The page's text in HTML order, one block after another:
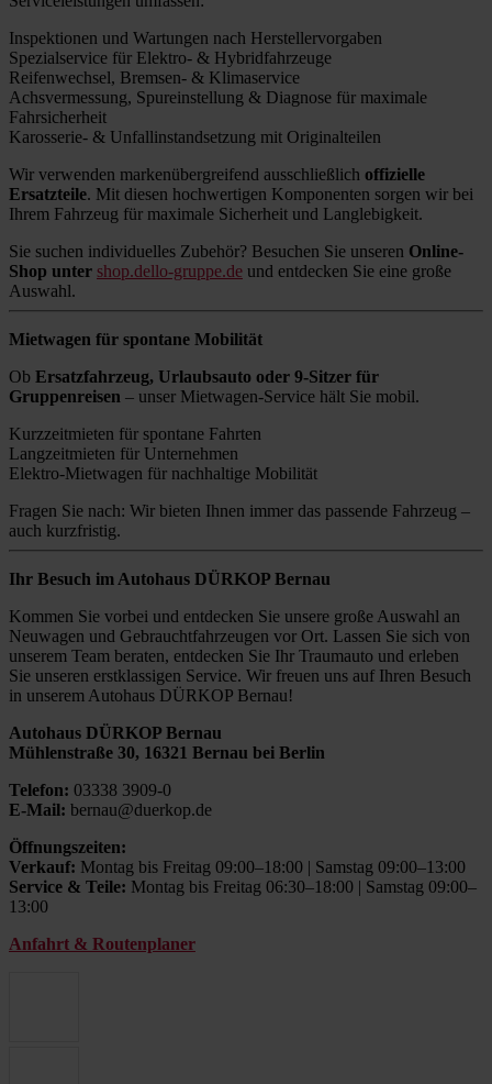
Inspektionen und Wartungen nach Herstellervorgaben
Spezialservice für Elektro- & Hybridfahrzeuge
Reifenwechsel, Bremsen- & Klimaservice
Achsvermessung, Spureinstellung & Diagnose für maximale
Fahrsicherheit
Karosserie- & Unfallinstandsetzung mit Originalteilen
Wir verwenden markenübergreifend ausschließlich offizielle
Ersatzteile. Mit diesen hochwertigen Komponenten sorgen wir bei
Ihrem Fahrzeug für maximale Sicherheit und Langlebigkeit.
Sie suchen individuelles Zubehör? Besuchen Sie unseren Online-
Shop unter shop.dello-gruppe.de und entdecken Sie eine große
Auswahl.
Mietwagen für spontane Mobilität
Ob Ersatzfahrzeug, Urlaubsauto oder 9-Sitzer für
Gruppenreisen – unser Mietwagen-Service hält Sie mobil.
Kurzzeitmieten für spontane Fahrten
Langzeitmieten für Unternehmen
Elektro-Mietwagen für nachhaltige Mobilität
Fragen Sie nach: Wir bieten Ihnen immer das passende Fahrzeug –
auch kurzfristig.
Ihr Besuch im Autohaus DÜRKOP Bernau
Kommen Sie vorbei und entdecken Sie unsere große Auswahl an
Neuwagen und Gebrauchtfahrzeugen vor Ort. Lassen Sie sich von
unserem Team beraten, entdecken Sie Ihr Traumauto und erleben
Sie unseren erstklassigen Service. Wir freuen uns auf Ihren Besuch
in unserem Autohaus DÜRKOP Bernau!
Autohaus DÜRKOP Bernau
Mühlenstraße 30, 16321 Bernau bei Berlin
Telefon: 03338 3909-0
E-Mail: bernau@duerkop.de
Öffnungszeiten:
Verkauf: Montag bis Freitag 09:00–18:00 | Samstag 09:00–13:00
Service & Teile: Montag bis Freitag 06:30–18:00 | Samstag 09:00–
13:00
Anfahrt & Routenplaner